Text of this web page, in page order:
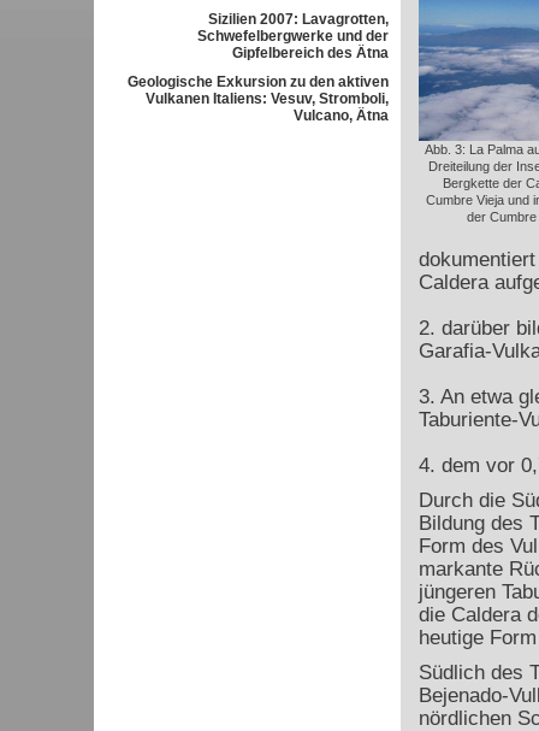
Sizilien 2007: Lavagrotten,
Schwefelbergwerke und der
Gipfelbereich des Ätna
Geologische Exkursion zu den aktiven
Vulkanen Italiens: Vesuv, Stromboli,
Vulcano, Ätna
Abb. 3: La Palma
Dreiteilung der
Bergkette der
Cumbre Vieja und
der
Caldera
2. darüber
Garafia-
3. An etwa
Taburiente-
4. dem vor
Durch die
Bildung des
Form des
markante
jüngeren
die Caldera
heutige
Südlich des
Bejenado-
nördlichen